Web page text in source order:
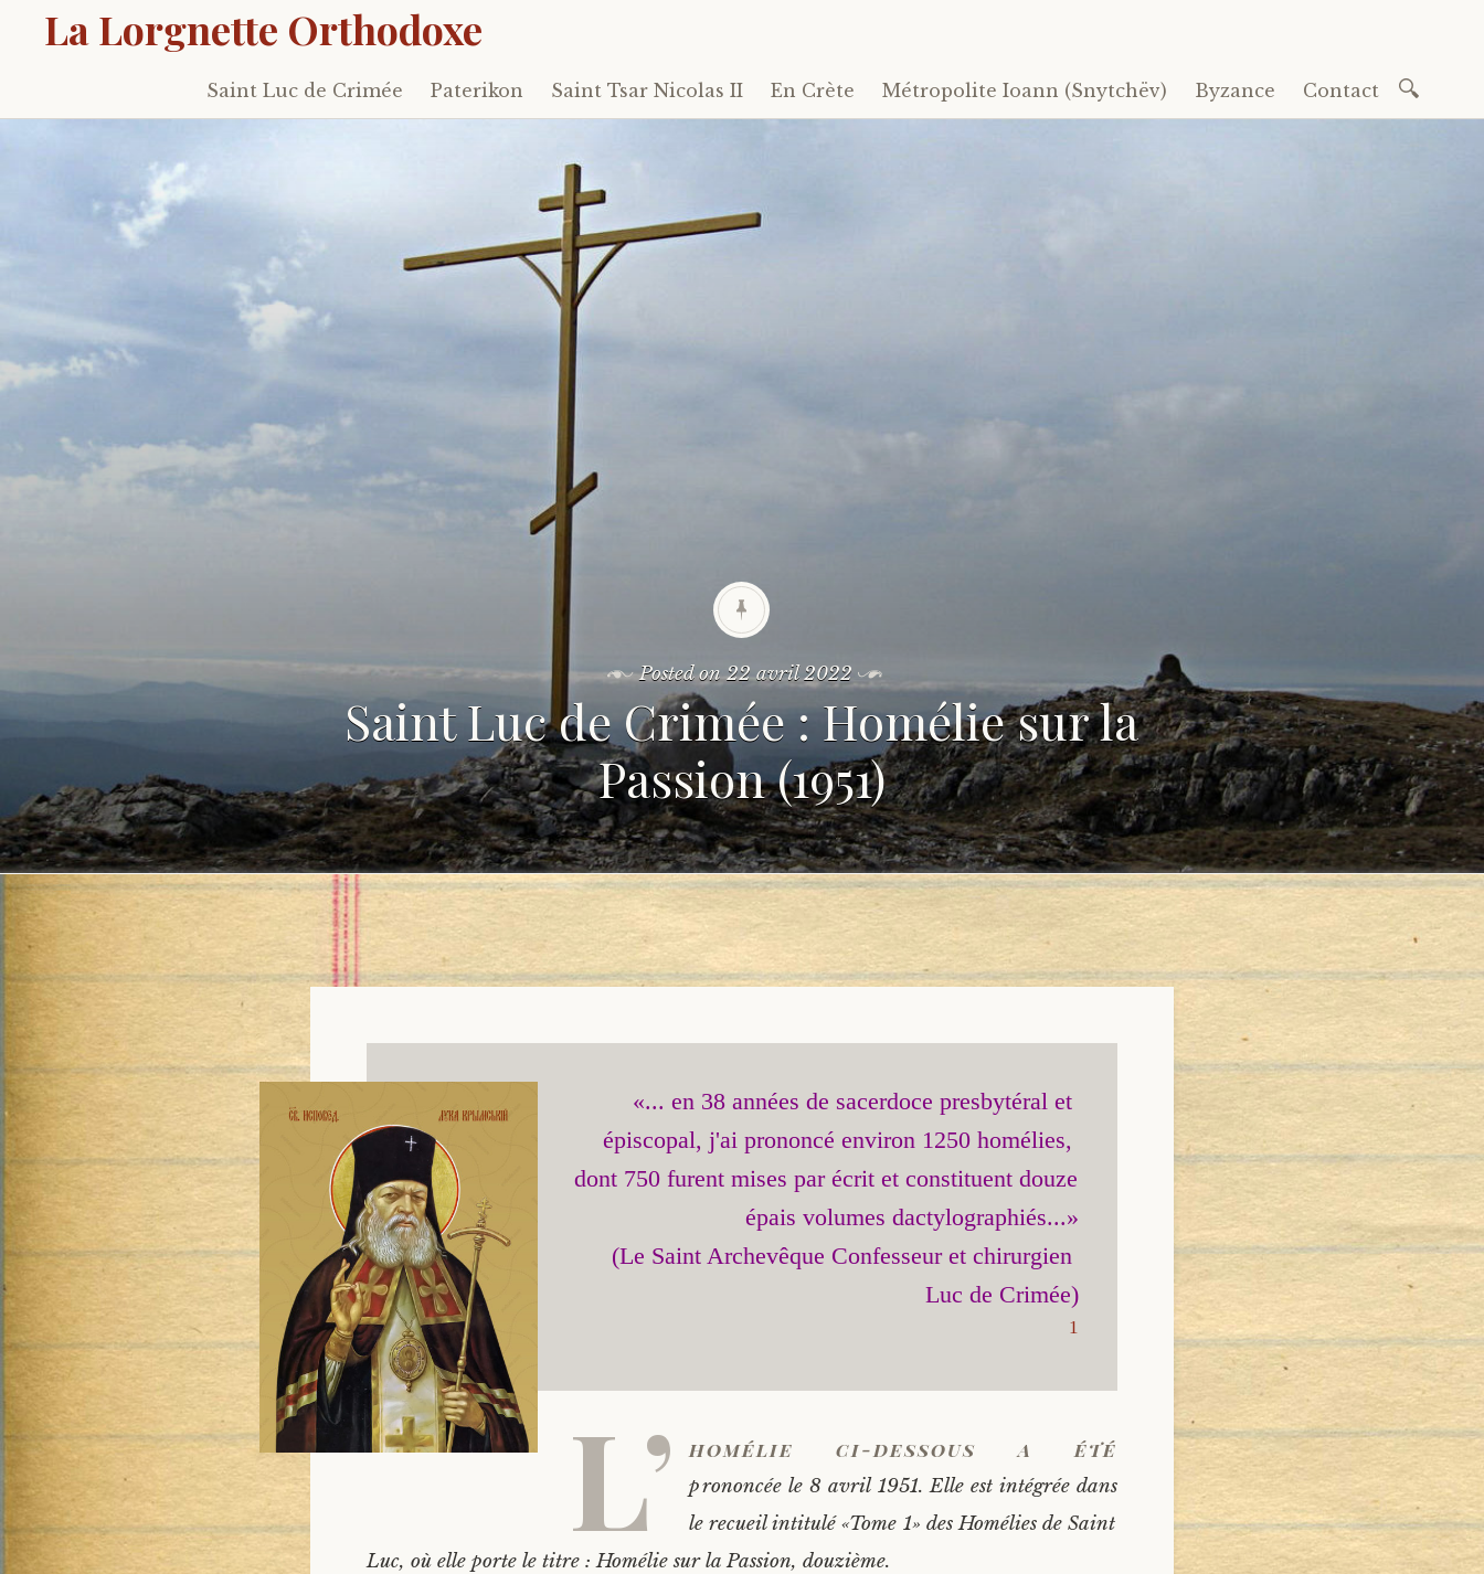
La Lorgnette Orthodoxe
Skip
to
Saint Luc de Crimée Paterikon Saint Tsar Nicolas II En Crète Métropolite Ioann (Snytchëv) Byzance Contact
Posted on 22 avril 2022
Saint Luc de Crimée : Homélie sur la
Passion (1951)
«... en 38 années de sacerdoce presbytéral et
épiscopal, j'ai prononcé environ 1250 homélies,
dont 750 furent mises par écrit et constituent douze
épais volumes dactylographiés...»
(Le Saint Archevêque Confesseur et chirurgien
Luc de Crimée)
1
L’ homélie ci-dessous a été
prononcée le 8 avril 1951. Elle est intégrée dans
le recueil intitulé «Tome 1» des Homélies de Saint
Luc, où elle porte le titre : Homélie sur la Passion, douzième.